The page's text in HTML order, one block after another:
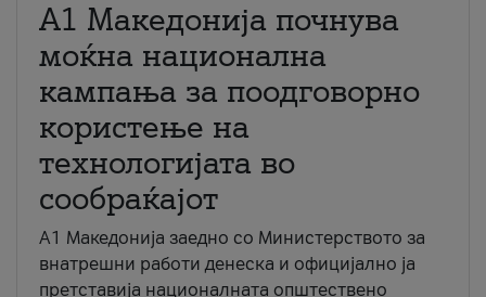
A1 Македонија почнува
моќна национална
кампања за поодговорно
користење на
технологијата во
сообраќајот
A1 Македонија заедно со Министерството за
внатрешни работи денеска и официјално ја
претставија националната општествено